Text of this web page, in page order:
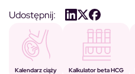
Udostępnij:
Kalendarz ciąży Kalkulator beta HCG